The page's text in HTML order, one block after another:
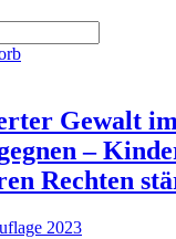
Gewalt
–
Rechten
2023